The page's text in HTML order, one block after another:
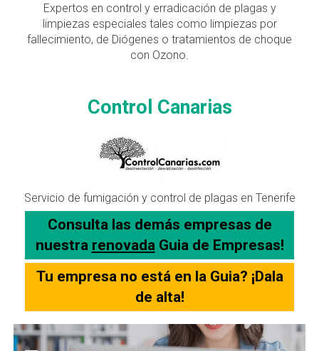
Expertos en control y erradicación de plagas y
limpiezas especiales tales como limpiezas por
fallecimiento, de Diógenes o tratamientos de choque
con Ozono.
Control Canarias
Servicio de fumigación y control de plagas en Tenerife
Consulta las demás empresas de
nuestra renovadaGuia de Empresas!
Tu empresa no está en la Guia? ¡Dala
de alta!